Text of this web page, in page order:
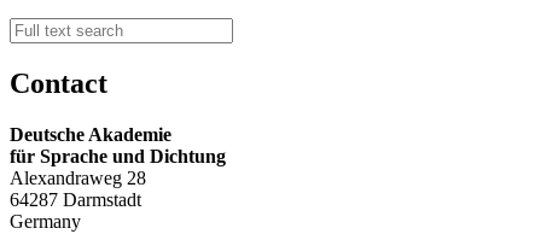
Contact
Deutsche Akademie
für Sprache und Dichtung
Alexandraweg 28
64287 Darmstadt
Germany